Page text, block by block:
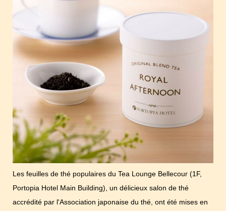
Les feuilles de thé populaires du Tea Lounge Bellecour (1F,
Portopia Hotel Main Building), un délicieux salon de thé
accrédité par l'Association japonaise du thé, ont été mises en